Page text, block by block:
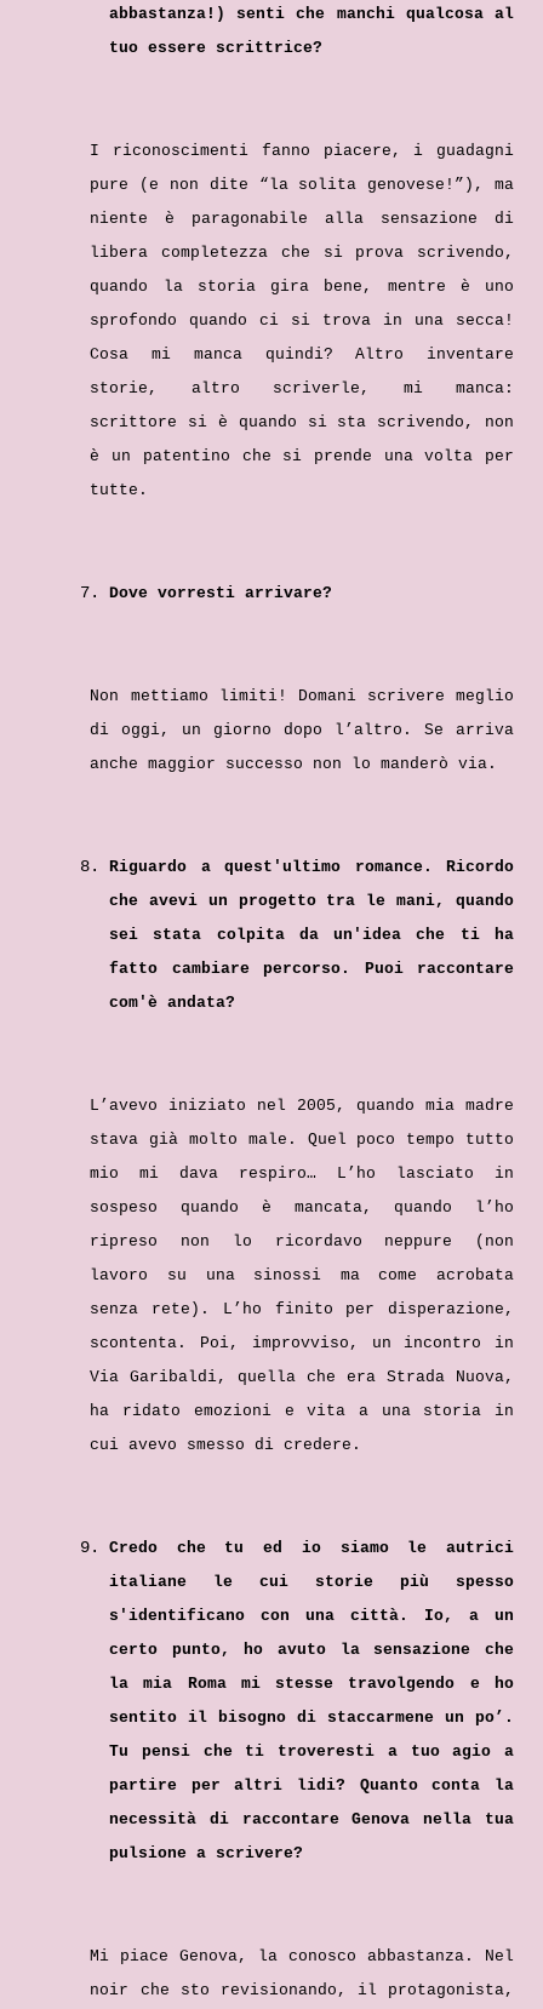
abbastanza!) senti che manchi qualcosa al
tuo essere scrittrice?
I riconoscimenti fanno piacere, i guadagni
pure (e non dite “la solita genovese!”), ma
niente è paragonabile alla sensazione di
libera completezza che si prova scrivendo,
quando la storia gira bene, mentre è uno
sprofondo quando ci si trova in una secca!
Cosa mi manca quindi? Altro inventare
storie, altro scriverle, mi manca:
scrittore si è quando si sta scrivendo, non
è un patentino che si prende una volta per
tutte.
Dove vorresti arrivare?
Non mettiamo limiti! Domani scrivere meglio
di oggi, un giorno dopo l’altro. Se arriva
anche maggior successo non lo manderò via.
Riguardo a quest'ultimo romance. Ricordo
che avevi un progetto tra le mani, quando
sei stata colpita da un'idea che ti ha
fatto cambiare percorso. Puoi raccontare
com'è andata?
L’avevo iniziato nel 2005, quando mia madre
stava già molto male. Quel poco tempo tutto
mio mi dava respiro… L’ho lasciato in
sospeso quando è mancata, quando l’ho
ripreso non lo ricordavo neppure (non
lavoro su una sinossi ma come acrobata
senza rete). L’ho finito per disperazione,
scontenta. Poi, improvviso, un incontro in
Via Garibaldi, quella che era Strada Nuova,
ha ridato emozioni e vita a una storia in
cui avevo smesso di credere.
Credo che tu ed io siamo le autrici
italiane le cui storie più spesso
s'identificano con una città. Io, a un
certo punto, ho avuto la sensazione che
la mia Roma mi stesse travolgendo e ho
sentito il bisogno di staccarmene un po’.
Tu pensi che ti troveresti a tuo agio a
partire per altri lidi? Quanto conta la
necessità di raccontare Genova nella tua
pulsione a scrivere?
Mi piace Genova, la conosco abbastanza. Nel
noir che sto revisionando, il protagonista,